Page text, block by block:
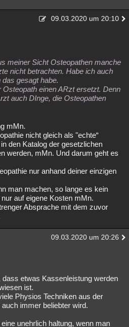
09.03.2020 um 20:10
meiner Sicht Osteopathen manche
nicht betrachten. Habe ich auch
gesagt habe.
einen ARzt ersetzt. Denn
auch DInge, die Osteopathen
mMn.
nicht gleich als "echte“
den Katalog der gesetzlichen
werden, mMn. Und darum geht es
nur anhand deiner einzigen
man machen, so lange es kein
auf eigene Kosten mMn.
Absprache mit dem zuvor
09.03.2020 um 20:26
etwas Kassenleistung werden
ist.
Physios Techniken aus der
immer beliebter wird.
unehrlich haltung, wenn man